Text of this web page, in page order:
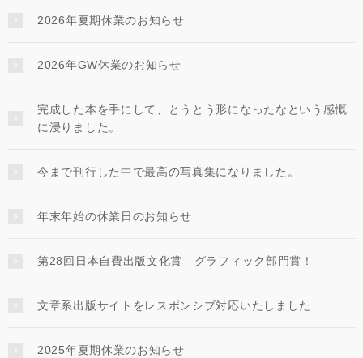
2026年夏期休業のお知らせ
2026年GW休業のお知らせ
完成した本を手にして、とうとう形になったなという感慨
に浸りました。
今まで刊行した中で最高の写真集になりました。
年末年始の休業日のお知らせ
第28回日本自費出版文化賞 グラフィック部門賞！
文章系出版サイトをレスポンシブ対応いたしました
2025年夏期休業のお知らせ